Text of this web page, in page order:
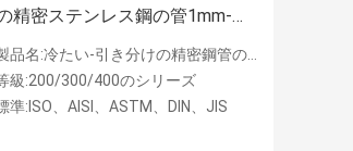
精密ステンレス鋼の管1mm-
品名:冷たい-引き分けの精密鋼管の鋼鉄管
級:200/300/400のシリーズ
準:ISO、AISI、ASTM、DIN、JIS